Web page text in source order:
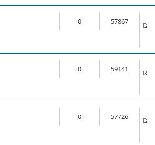
0 57867
0 59141
0 57726